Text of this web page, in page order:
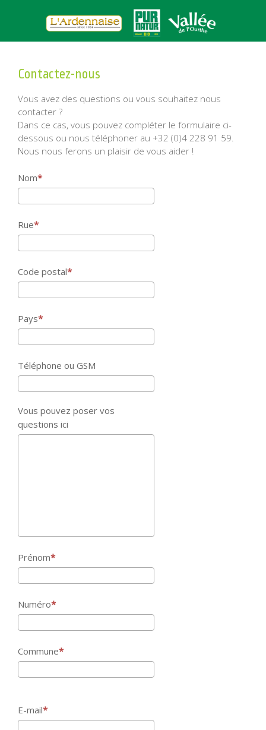
Contactez-nous
Vous avez des questions ou vous souhaitez nous
contacter ?
Dans ce cas, vous pouvez compléter le formulaire ci-
dessous ou nous téléphoner au +32 (0)4 228 91 59.
Nous nous ferons un plaisir de vous aider !
Nom
Rue
Code postal
Pays
Téléphone ou GSM
Vous pouvez poser vos
questions ici
Prénom
Numéro
Commune
E-mail